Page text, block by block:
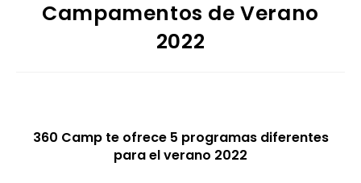
Campamentos de Verano
2022
360 Camp te ofrece 5 programas diferentes
para el verano 2022